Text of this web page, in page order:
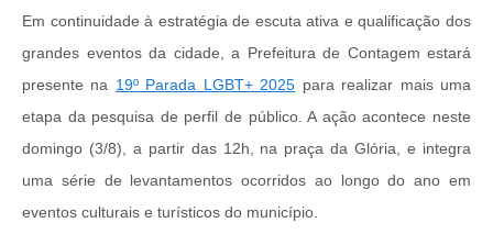
Em continuidade à estratégia de escuta ativa e qualificação dos
grandes eventos da cidade, a Prefeitura de Contagem estará
presente na 19º Parada LGBT+ 2025 para realizar mais uma
etapa da pesquisa de perfil de público. A ação acontece neste
domingo (3/8), a partir das 12h, na praça da Glória, e integra
uma série de levantamentos ocorridos ao longo do ano em
eventos culturais e turísticos do município.